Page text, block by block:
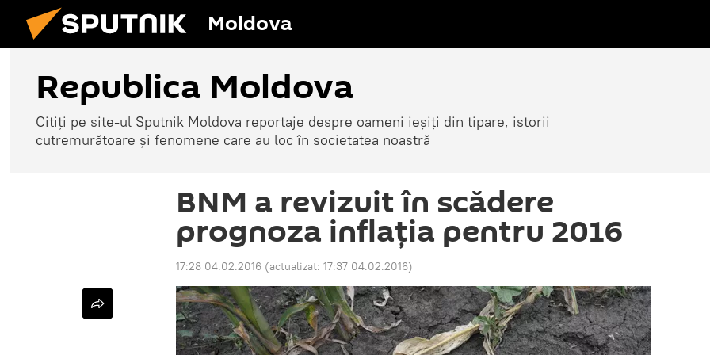
Moldova
Republica Moldova
Citiți pe site-ul Sputnik Moldova reportaje despre oameni ieșiți din tipare, istorii
cutremurătoare și fenomene care au loc în societatea noastră
BNM a revizuit în scădere
prognoza inflaţia pentru 2016
17:28 04.02.2016 (actualizat: 17:37 04.02.2016)